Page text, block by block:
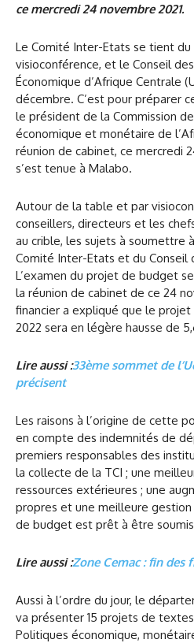
ce mercredi 24 novembre 2021.
Le Comité Inter-Etats se tient du
visioconférence, et le Conseil
Économique d’Afrique Centrale
décembre. C’est pour préparer
le président de la Commission
économique et monétaire de
réunion de cabinet, ce mercredi
s’est tenue à Malabo.
Autour de la table et par
conseillers, directeurs et les
au crible, les sujets à soumettre
Comité Inter-Etats et du Conseil
L’examen du projet de budget
la réunion de cabinet de ce 24
financier a expliqué que le
2022 sera en légère hausse de
Lire aussi :33ème sommet de
précisent
Les raisons à l’origine de cette
en compte des indemnités de
premiers responsables des
la collecte de la TCI ; une
ressources extérieures ; une
propres et une meilleure
de budget est prêt à être
Lire aussi :Zone Cemac : fin des
Aussi à l’ordre du jour, le
va présenter 15 projets de
Politiques économique,